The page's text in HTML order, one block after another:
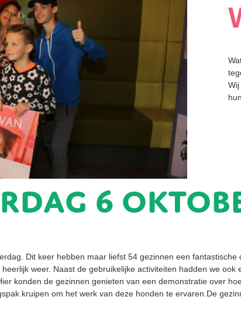
6
Dit keer hebben maar liefst 54 gezinnen een
weer. Naast de gebruikelijke activiteiten hadden we
konden de gezinnen genieten van een demonstratie over
kruipen om het werk van deze honden te ervaren.De